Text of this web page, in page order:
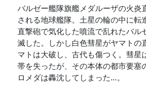
バルゼー艦隊旗艦メダルーザの火炎
される地球艦隊。土星の輪の中に転
直撃砲で気化した噴流で乱れたバル
滅した。しかし白色彗星がヤマトの
マトは大破し、古代も傷つく。彗星
帯を失ったが、その本体の都市要塞
ロメダは轟沈してしまった…。